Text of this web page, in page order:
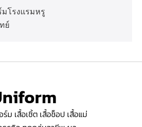
โรงแรมหรู
ย์
เสื้อเชิ้ต เสื้อช็อป เสื้อแม่